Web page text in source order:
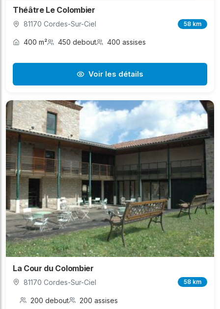
Théâtre Le Colombier
81170 Cordes-Sur-Ciel 58 km
400 m² 450 debout 400 assises
Voir les détails
La Cour du Colombier
81170 Cordes-Sur-Ciel 58 km
200 debout 200 assises